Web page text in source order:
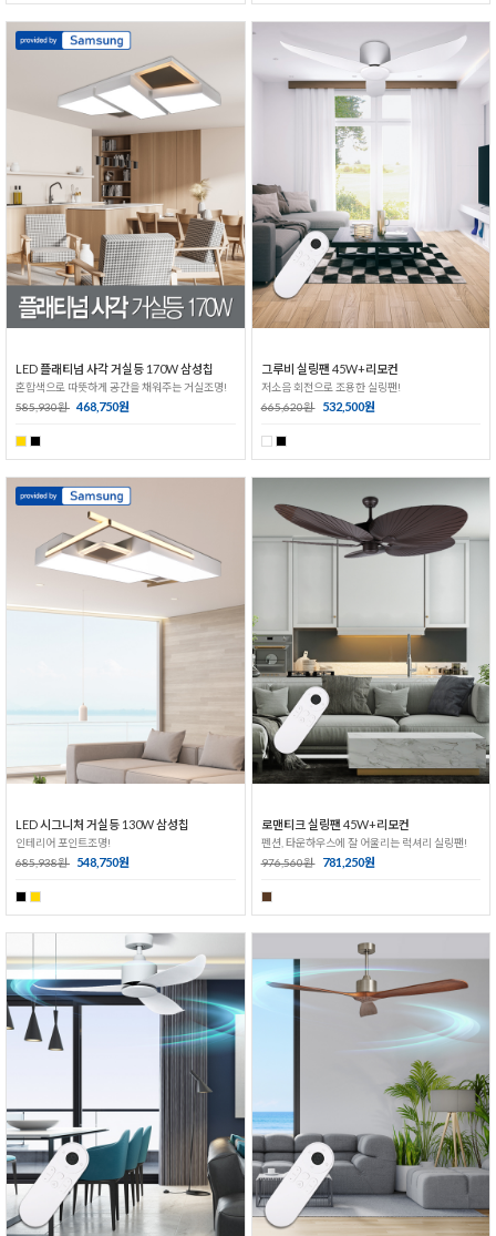
LED 플래티넘 사각 거실등 170W 삼성칩
혼합색으로 따뜻하게 공간을 채워주는 거실조명!
585,930원 468,750원
그루비 실링팬 45W+리모컨
저소음 회전으로 조용한 실링팬!
665,620원
532,500원
LED 시그니처 거실등 130W 삼성칩
인테리어 포인트조명!
685,938원 548,750원
로맨티크 실링팬 45W+리모컨
펜션, 타운하우스에 잘 어울리는 럭셔리 실링팬!
976,560원
781,250원